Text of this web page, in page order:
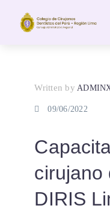
Written by
09/06/2022
cirujano
DIRIS